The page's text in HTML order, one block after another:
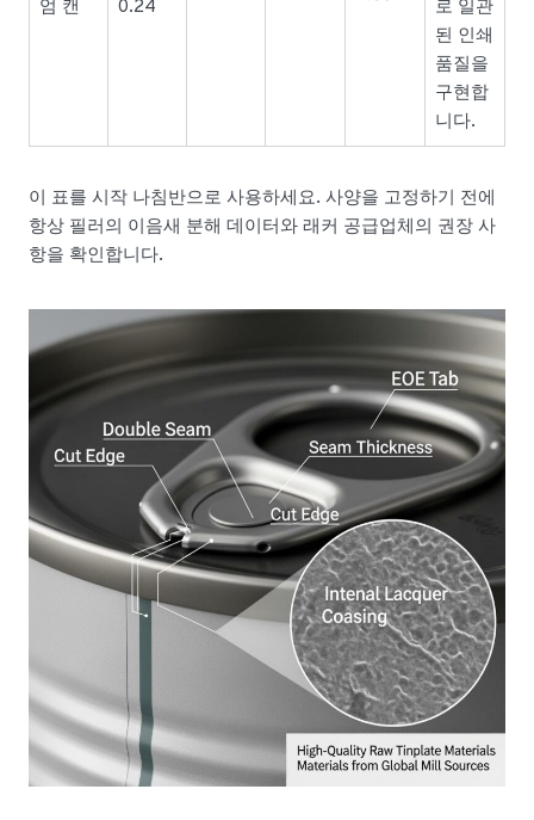
엄 캔 0.24
로 일관
된 인쇄
품질을
구현합
니다.
이 표를 시작 나침반으로 사용하세요. 사양을 고정하기 전에
항상 필러의 이음새 분해 데이터와 래커 공급업체의 권장 사
항을 확인합니다.